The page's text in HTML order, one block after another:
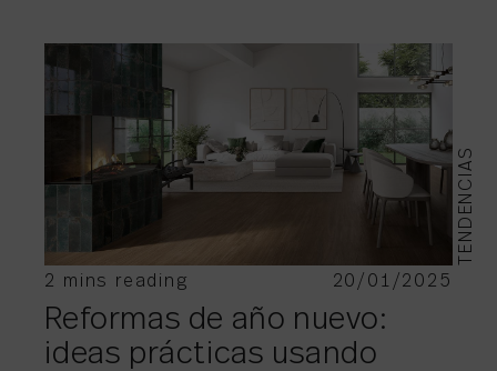
TENDENCIAS
2 mins reading 20/01/2025
Reformas de año nuevo:
ideas prácticas usando